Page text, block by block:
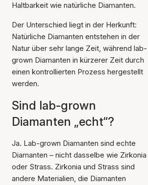
Haltbarkeit wie natürliche Diamanten.
Der Unterschied liegt in der Herkunft:
Natürliche Diamanten entstehen in der
Natur über sehr lange Zeit, während lab-
grown Diamanten in kürzerer Zeit durch
einen kontrollierten Prozess hergestellt
werden.
Sind lab-grown
Diamanten „echt“?
Ja. Lab-grown Diamanten sind echte
Diamanten – nicht dasselbe wie Zirkonia
oder Strass. Zirkonia und Strass sind
andere Materialien, die Diamanten